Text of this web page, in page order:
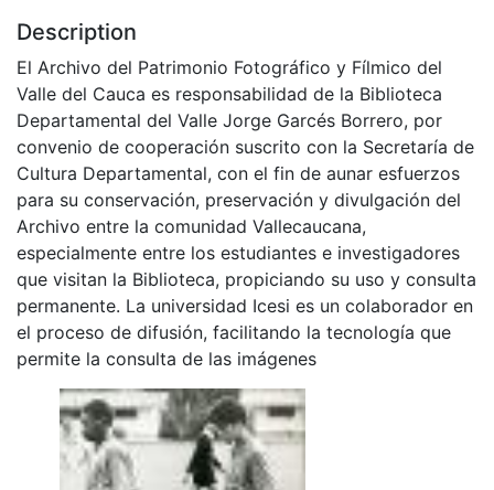
Description
El Archivo del Patrimonio Fotográfico y Fílmico del
Valle del Cauca es responsabilidad de la Biblioteca
Departamental del Valle Jorge Garcés Borrero, por
convenio de cooperación suscrito con la Secretaría de
Cultura Departamental, con el fin de aunar esfuerzos
para su conservación, preservación y divulgación del
Archivo entre la comunidad Vallecaucana,
especialmente entre los estudiantes e investigadores
que visitan la Biblioteca, propiciando su uso y consulta
permanente. La universidad Icesi es un colaborador en
el proceso de difusión, facilitando la tecnología que
permite la consulta de las imágenes